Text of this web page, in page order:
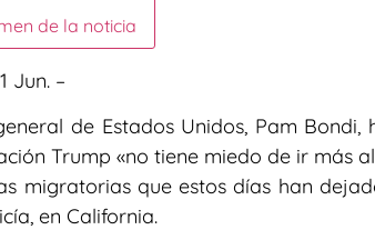
de la noticia
Jun. –
de Estados Unidos, Pam
Trump «no tiene miedo de ir más
migratorias que estos días han
en California.